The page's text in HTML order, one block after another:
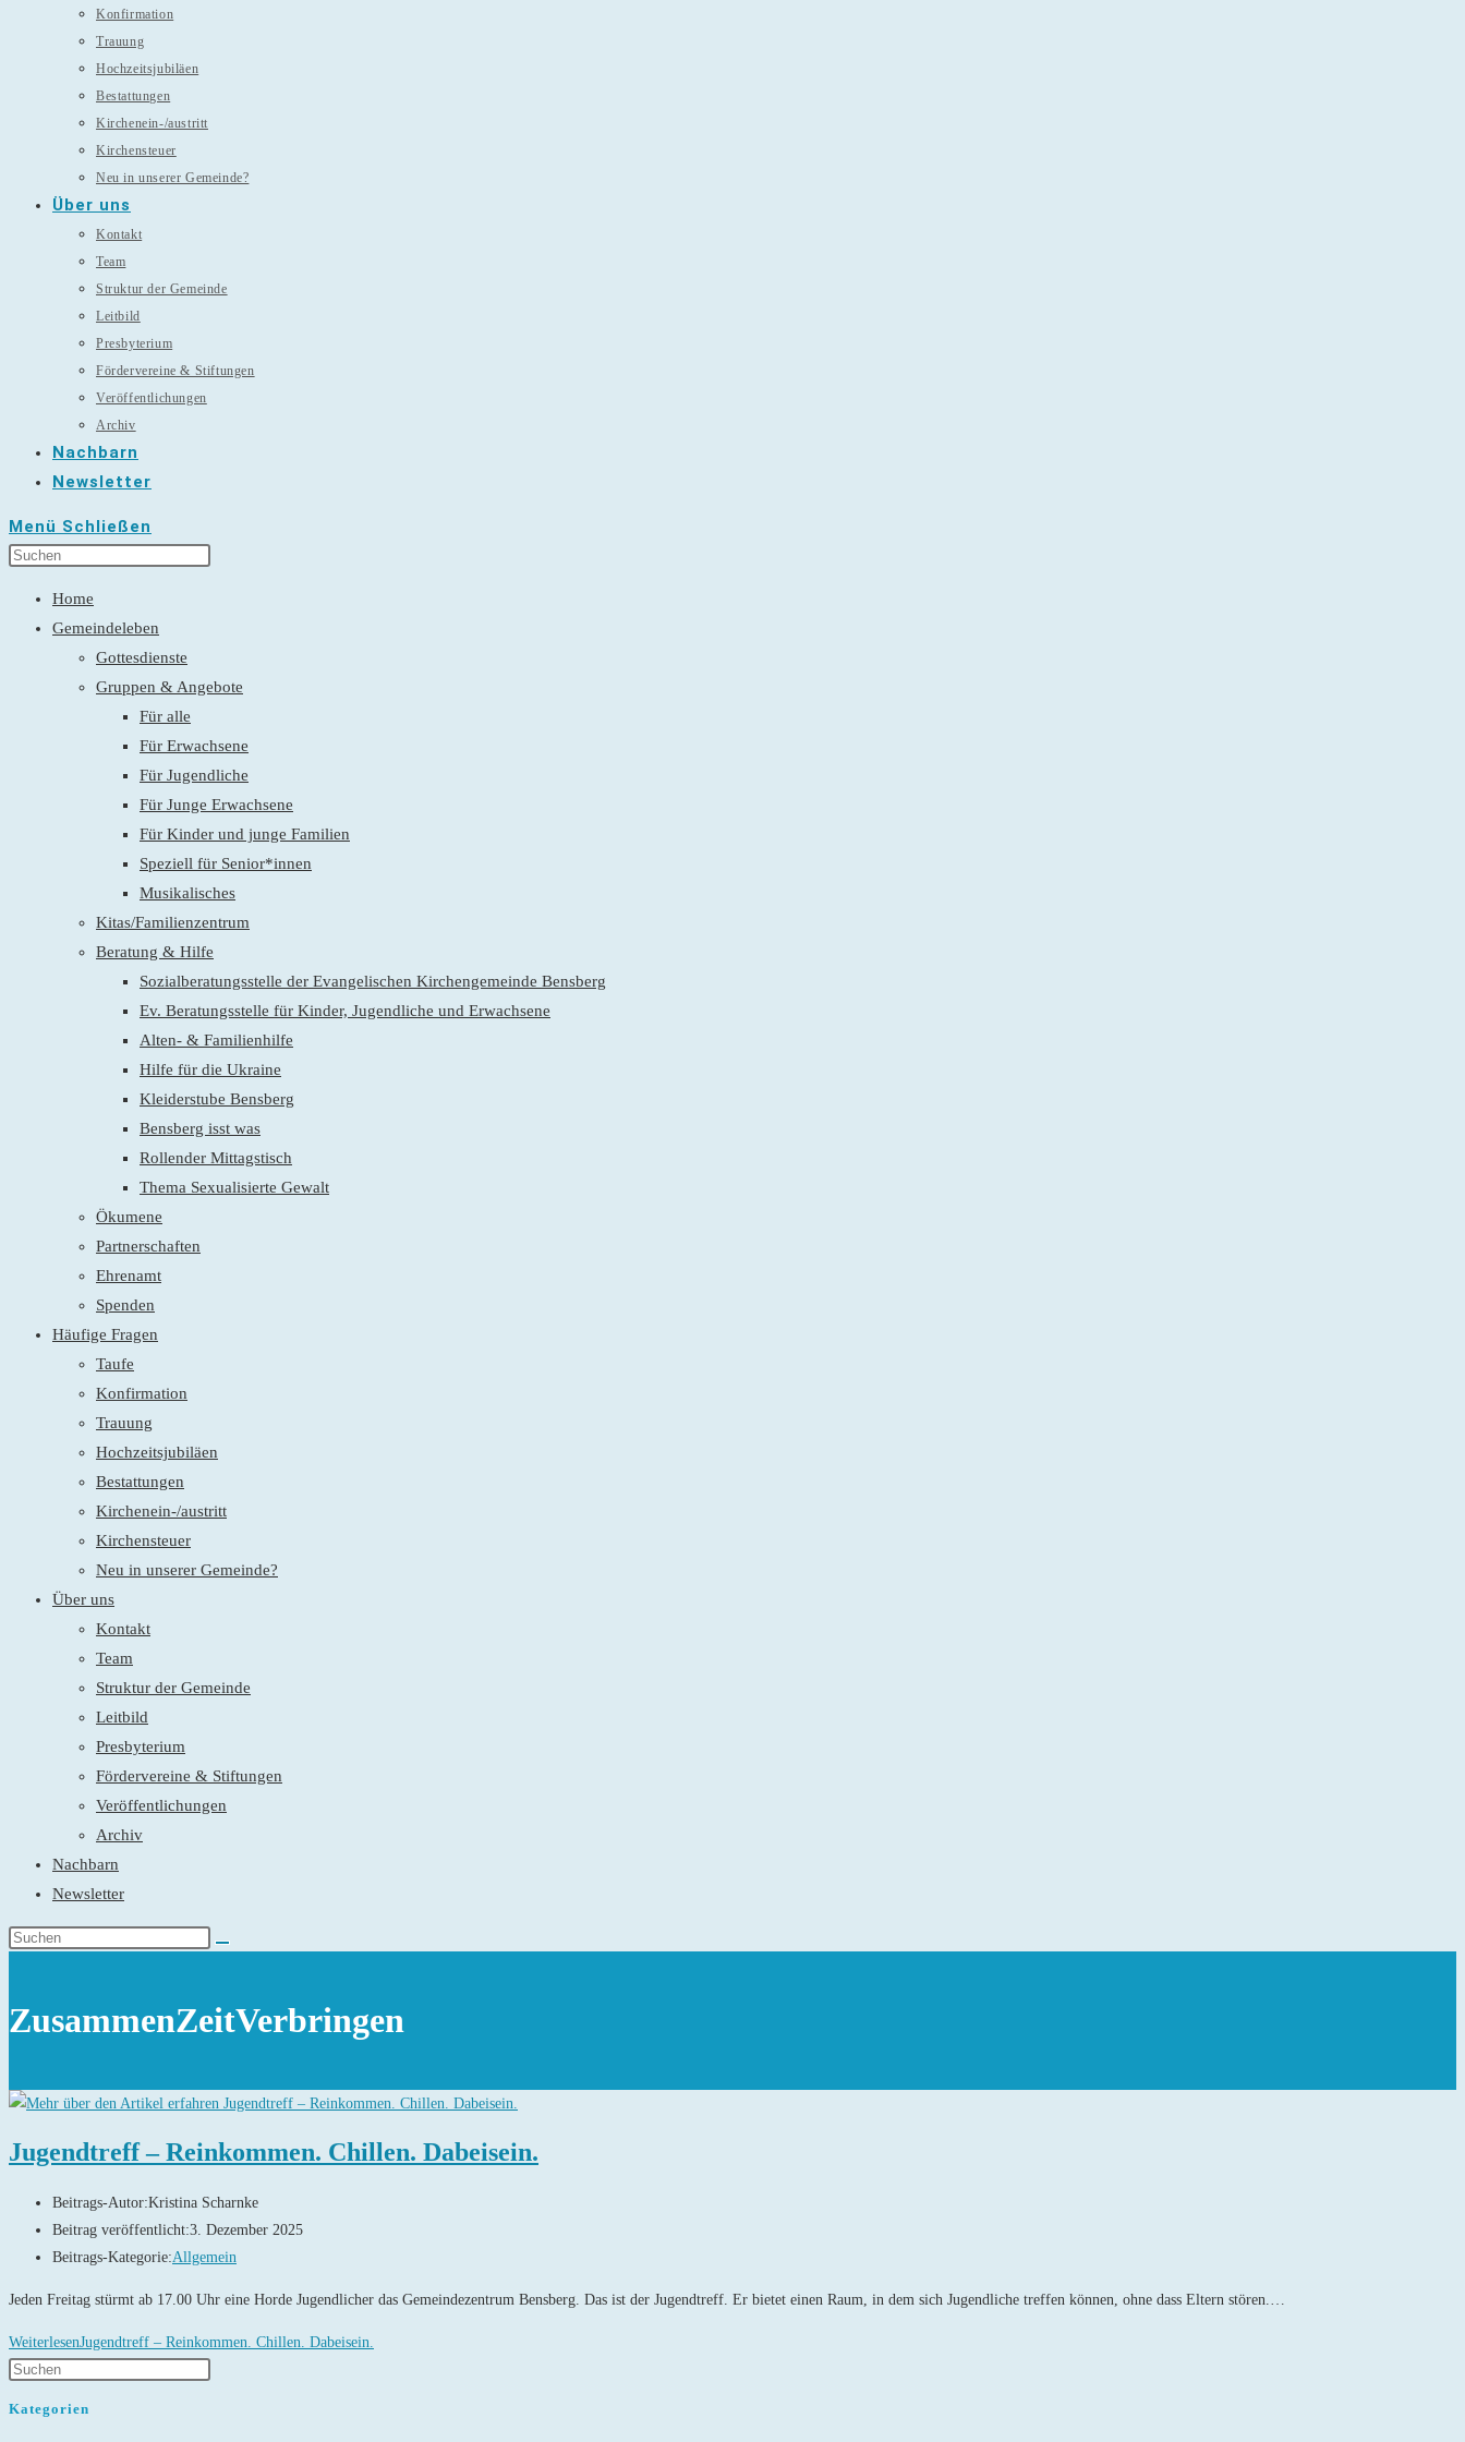
Konfirmation
Trauung
Hochzeitsjubiläen
Bestattungen
Kirchenein-/austritt
Kirchensteuer
Neu in unserer Gemeinde?
Über uns
Kontakt
Team
Struktur der Gemeinde
Leitbild
Presbyterium
Fördervereine & Stiftungen
Veröffentlichungen
Archiv
Nachbarn
Newsletter
Menü Schließen
Home
Gemeindeleben
Gottesdienste
Gruppen & Angebote
Für alle
Für Erwachsene
Für Jugendliche
Für Junge Erwachsene
Für Kinder und junge Familien
Speziell für Senior*innen
Musikalisches
Kitas/Familienzentrum
Beratung & Hilfe
Sozialberatungsstelle der Evangelischen Kirchengemeinde Bensberg
Ev. Beratungsstelle für Kinder, Jugendliche und Erwachsene
Alten- & Familienhilfe
Hilfe für die Ukraine
Kleiderstube Bensberg
Bensberg isst was
Rollender Mittagstisch
Thema Sexualisierte Gewalt
Ökumene
Partnerschaften
Ehrenamt
Spenden
Häufige Fragen
Taufe
Konfirmation
Trauung
Hochzeitsjubiläen
Bestattungen
Kirchenein-/austritt
Kirchensteuer
Neu in unserer Gemeinde?
Über uns
Kontakt
Team
Struktur der Gemeinde
Leitbild
Presbyterium
Fördervereine & Stiftungen
Veröffentlichungen
Archiv
Nachbarn
Newsletter
ZusammenZeitVerbringen
Jugendtreff – Reinkommen. Chillen. Dabeisein.
Beitrags-Autor:Kristina Scharnke
Beitrag veröffentlicht:3. Dezember 2025
Beitrags-Kategorie:Allgemein
Jeden Freitag stürmt ab 17.00 Uhr eine Horde Jugendlicher das Gemeindezentrum Bensberg. Das ist der Jugendtreff. Er bietet einen Raum, in dem sich Jugendliche treffen können, ohne dass Eltern stören.…
WeiterlesenJugendtreff – Reinkommen. Chillen. Dabeisein.
Kategorien